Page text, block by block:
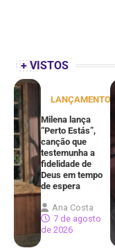
+ VISTOS
LANÇAMENTOS
Milena lança
“Perto Estás”,
canção que
testemunha a
fidelidade de
Deus em tempo
de espera
Ana Costa
7 de agosto
de 2026